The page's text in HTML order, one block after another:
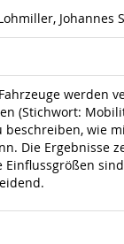
Johannes
werden
(Stichwort:
beschreiben, wie
Die Ergebnisse
Einflussgrößen